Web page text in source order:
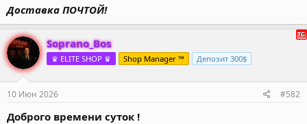
Доставка ПОЧТОЙ!
Soprano_Bos
♛ ELITE SHOP ♛ Shop Manager ™ Депозит 300$
10 Июн 2026 #582
Доброго времени суток !